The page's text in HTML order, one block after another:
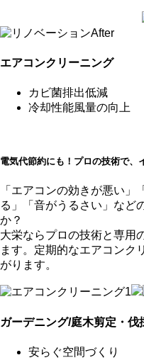
エアコンクリーニング
カビ菌排出低減
冷却性能風量の向上
電気代節約にも！プロの技術で、
「エアコンの効きが悪い
る」「音がうるさい」など
か？
大栄ならプロの技術と専用
ます。定期的なエアコンク
がります。
ガーデニング/庭木剪定・伐
安らぐ空間づくり